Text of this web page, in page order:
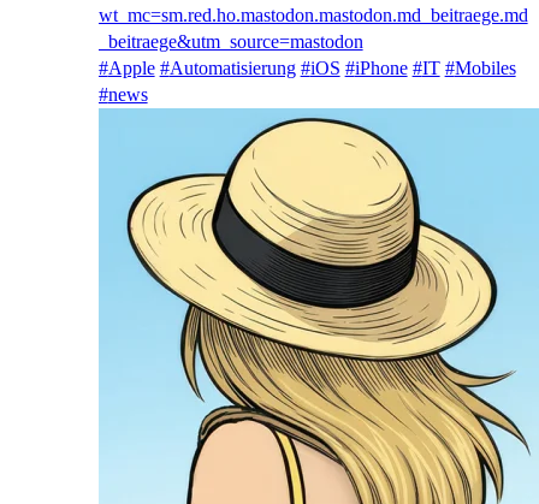
wt_mc=sm.red.ho.mastodon.mastodon.md_beitraege.md
_beitraege&utm_source=mastodon
#Apple #Automatisierung #iOS #iPhone #IT #Mobiles
#news